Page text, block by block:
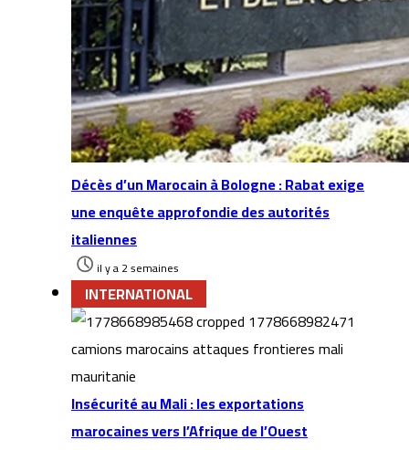
Décès d’un Marocain à Bologne : Rabat exige
une enquête approfondie des autorités
italiennes
il y a 2 semaines
INTERNATIONAL
Insécurité au Mali : les exportations
marocaines vers l’Afrique de l’Ouest